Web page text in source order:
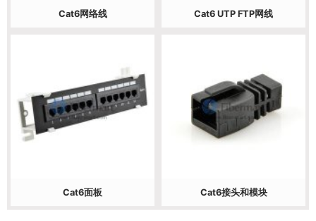
Cat6网络线 Cat6 UTP FTP网线
Cat6面板 Cat6接头和模块